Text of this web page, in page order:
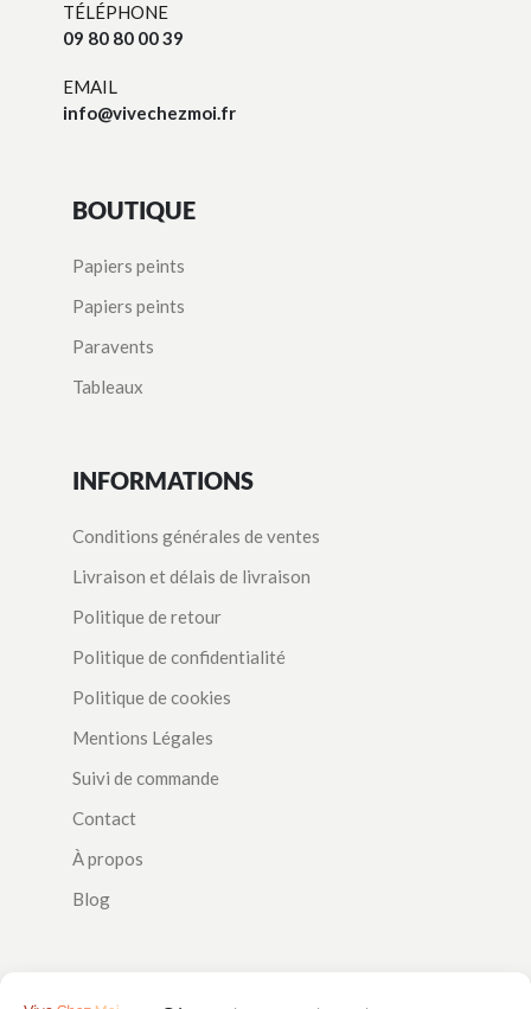
TÉLÉPHONE
09 80 80 00 39
EMAIL
info@vivechezmoi.fr
BOUTIQUE
Papiers peints
Papiers peints
Paravents
Tableaux
INFORMATIONS
Conditions générales de ventes
Livraison et délais de livraison
Politique de retour
Politique de confidentialité
Politique de cookies
Mentions Légales
Suivi de commande
Contact
À propos
Blog